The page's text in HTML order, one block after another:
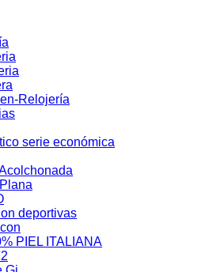
Relojería
serie económica
deportivas
PIEL ITALIANA